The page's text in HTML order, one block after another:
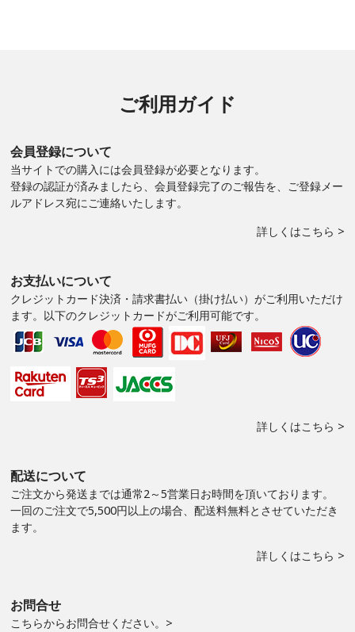
ご利用ガイド
会員登録について
当サイトでの購入には会員登録が必要となります。
登録の認証が済みましたら、会員登録完了のご報告を、ご登録メー
ルアドレス宛にご連絡いたします。
詳しくはこちら >
お支払いについて
クレジットカード決済・請求書払い（掛け払い）がご利用いただけ
ます。以下のクレジットカードがご利用可能です。
詳しくはこちら >
配送について
ご注文から発送までは通常2～5営業日お時間を頂いております。
一回のご注文で5,500円以上の場合、配送料無料とさせていただき
ます。
詳しくはこちら >
お問合せ
こちらからお問合せください。>